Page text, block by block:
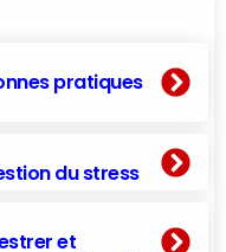
pratiques
du stress
et